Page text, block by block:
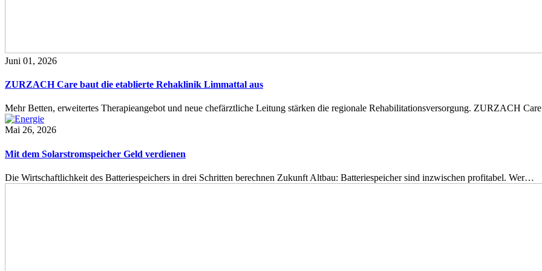
Juni 01, 2026
ZURZACH Care baut die etablierte Rehaklinik Limmattal aus
Mehr Betten, erweitertes Therapieangebot und neue chefärztliche Leitung stärken die regionale Rehabilitationsversorgung. ZURZACH
Mai 26, 2026
Mit dem Solarstromspeicher Geld verdienen
Die Wirtschaftlichkeit des Batteriespeichers in drei Schritten berechnen Zukunft Altbau: Batteriespeicher sind inzwischen profitabel. Wer…